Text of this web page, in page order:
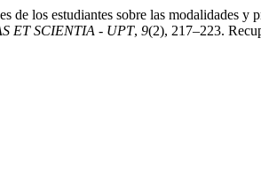
los estudiantes sobre las modalidades y
ET SCIENTIA - UPT, 9(2), 217–223.